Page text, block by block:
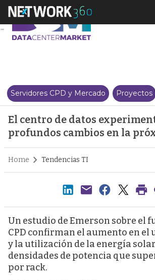
El centro de
Servidores CPD y Mercado Proyectos
El centro de datos
profundos cambios en la
Home Tendencias TI
Un estudio de Emerson sobre el
CPD confirman el aumento en el
y la utilización de la energía
densidades de potencia que
por rack.